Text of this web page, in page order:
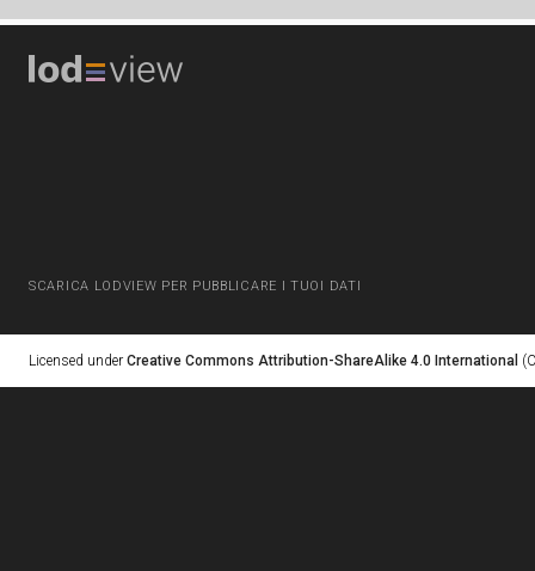
SCARICA LODVIEW PER PUBBLICARE I TUOI DATI
Licensed under Creative Commons Attribution-ShareAlike 4.0 International